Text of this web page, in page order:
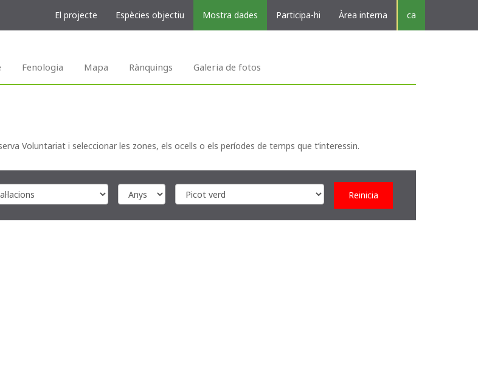
El projecte Espècies objectiu Mostra dades Participa-hi Àrea interna ca
Fenologia Mapa Rànquings Galeria de fotos
Voluntariat i seleccionar les zones, els ocells o els períodes de temps que t’interessin.
Reinicia